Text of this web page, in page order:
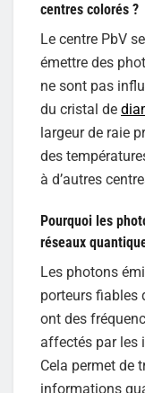
centres colorés ?
Le centre PbV
émettre des
ne sont pas
du cristal de
largeur de raie
des
à d’autres
Pourquoi les
réseaux
Les photons
porteurs fiables
ont des
affectés par les
Cela permet de
informations